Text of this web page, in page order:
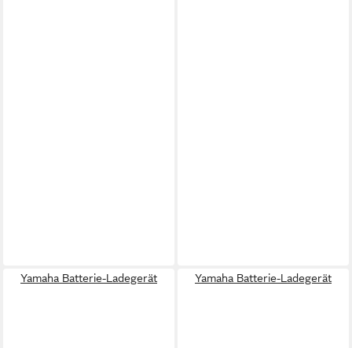
Yamaha Batterie-Ladegerät Yamaha Batterie-Ladegerät